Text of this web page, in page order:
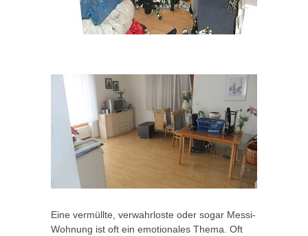
Eine vermüllte, verwahrloste oder sogar Messi-
Wohnung ist oft ein emotionales Thema. Oft